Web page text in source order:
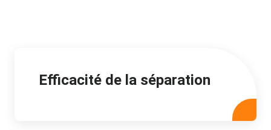
Efficacité de la séparation